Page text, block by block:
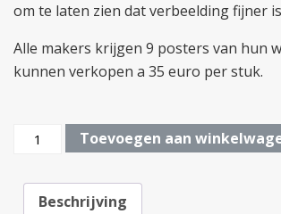
om te laten zien dat verbeelding fijner
Alle makers krijgen 9 posters van hun
kunnen verkopen a 35 euro per stuk.
InsideOut
Toevoegen aan
Beschrijving